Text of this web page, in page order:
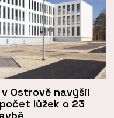
Ostrově navýšil
lůžek o 23